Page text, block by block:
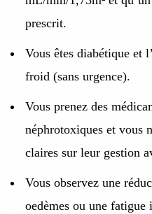
prescrit.
Vous êtes diabétique et
froid (sans urgence).
Vous prenez des
néphrotoxiques et vous
claires sur leur gestion
Vous observez une
oedèmes ou une